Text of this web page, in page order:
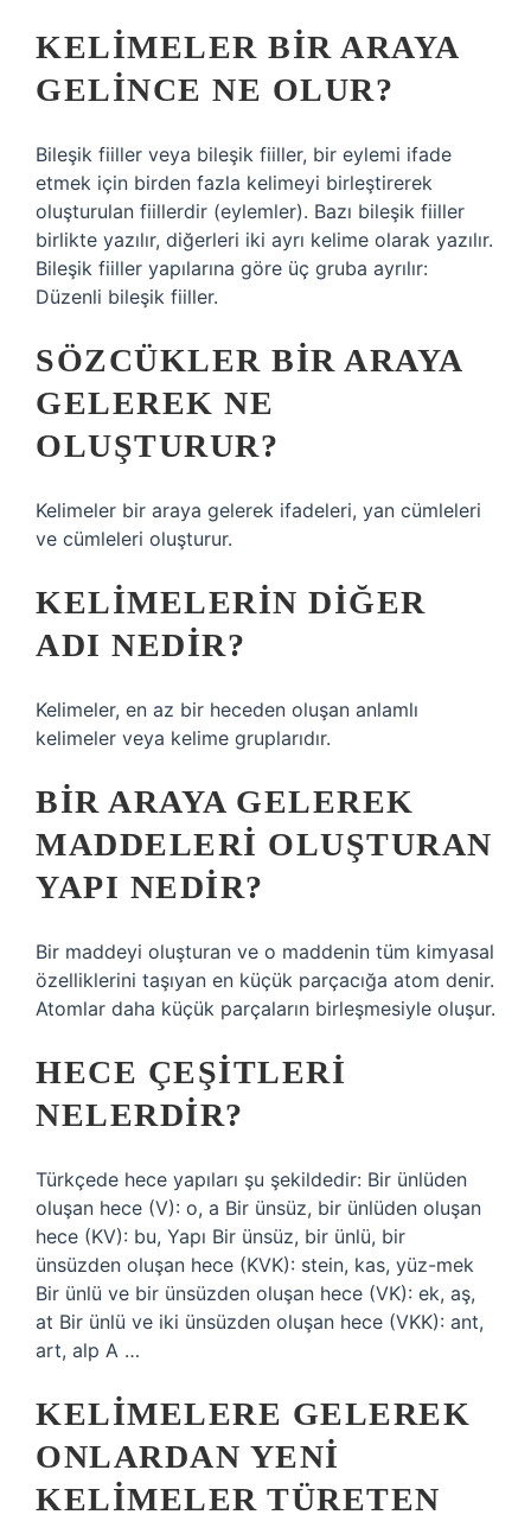
KELIMELER BIR ARAYA
GELINCE NE OLUR?
Bileşik fiiller veya bileşik fiiller, bir eylemi ifade
etmek için birden fazla kelimeyi birleştirerek
oluşturulan fiillerdir (eylemler). Bazı bileşik fiiller
birlikte yazılır, diğerleri iki ayrı kelime olarak yazılır.
Bileşik fiiller yapılarına göre üç gruba ayrılır:
Düzenli bileşik fiiller.
SÖZCÜKLER BIR ARAYA
GELEREK NE
OLUŞTURUR?
Kelimeler bir araya gelerek ifadeleri, yan cümleleri
ve cümleleri oluşturur.
KELIMELERIN DIĞER
ADI NEDIR?
Kelimeler, en az bir heceden oluşan anlamlı
kelimeler veya kelime gruplarıdır.
BIR ARAYA GELEREK
MADDELERI OLUŞTURAN
YAPI NEDIR?
Bir maddeyi oluşturan ve o maddenin tüm kimyasal
özelliklerini taşıyan en küçük parçacığa atom denir.
Atomlar daha küçük parçaların birleşmesiyle oluşur.
HECE ÇEŞITLERI
NELERDIR?
Türkçede hece yapıları şu şekildedir: Bir ünlüden
oluşan hece (V): o, a Bir ünsüz, bir ünlüden oluşan
hece (KV): bu, Yapı Bir ünsüz, bir ünlü, bir
ünsüzden oluşan hece (KVK): stein, kas, yüz-mek
Bir ünlü ve bir ünsüzden oluşan hece (VK): ek, aş,
at Bir ünlü ve iki ünsüzden oluşan hece (VKK): ant,
art, alp A …
KELIMELERE GELEREK
ONLARDAN YENI
KELIMELER TÜRETEN